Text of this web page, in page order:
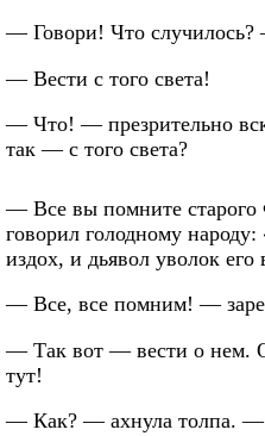
— Говори! Что
— Вести с того света!
— Что! — презрительно
так — с того света?
— Все вы помните старого
говорил голодному
издох, и дьявол уволок
— Все, все помним! —
— Так вот — вести о нем.
тут!
— Как? — ахнула толпа.